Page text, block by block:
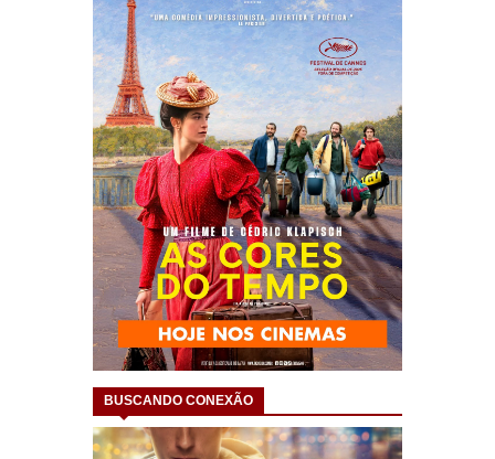
BUSCANDO CONEXÃO